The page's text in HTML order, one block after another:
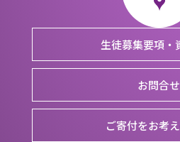
生徒募集要項・
お問合せ
ご寄付をお考